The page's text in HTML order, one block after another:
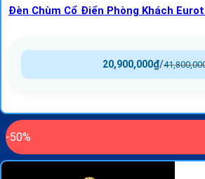
Đèn Chùm Cổ Điển Phòng Khách
/
20,900,000₫
-50%